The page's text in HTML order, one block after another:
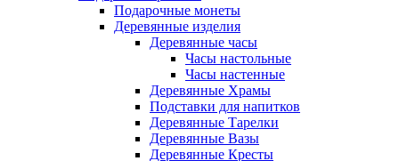
Подарочные монеты
Деревянные изделия
Деревянные часы
Часы настольные
Часы настенные
Деревянные Храмы
Подставки для напитков
Деревянные Тарелки
Деревянные Вазы
Деревянные Кресты